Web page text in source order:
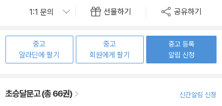
선물하기 공유하기
중고
알라딘에 팔기
중고
회원에게 팔기
중고 등록
알림 신청
초승달문고 (총 66권) 신간알림 신청